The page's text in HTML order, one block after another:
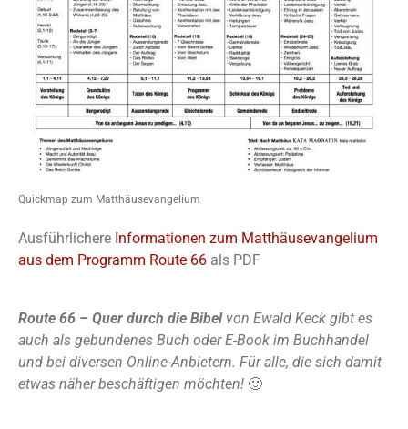
Quickmap zum Matthäusevangelium
Ausführlichere Informationen zum Matthäusevangelium
aus dem Programm Route 66 als PDF
Route 66 – Quer durch die Bibel von Ewald Keck gibt es
auch als gebundenes Buch oder E-Book im Buchhandel
und bei diversen Online-Anbietern. Für alle, die sich damit
etwas näher beschäftigen möchten! 🙂